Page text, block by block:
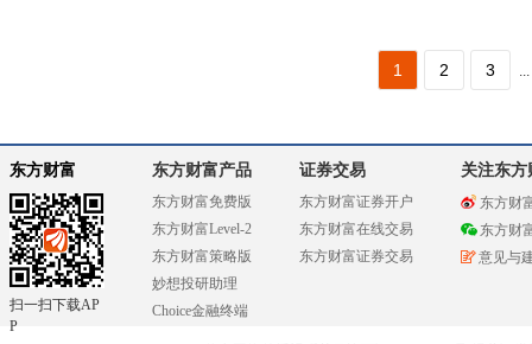
1 2 3 ...
东方财富
扫一扫下载AP
P
东方财富产品
东方财富免费版
东方财富Level-2
东方财富策略版
妙想投研助理
Choice金融终端
证券交易
东方财富证券开户
东方财富在线交易
东方财富证券交易
关注东方
东方财
东方财
意见与